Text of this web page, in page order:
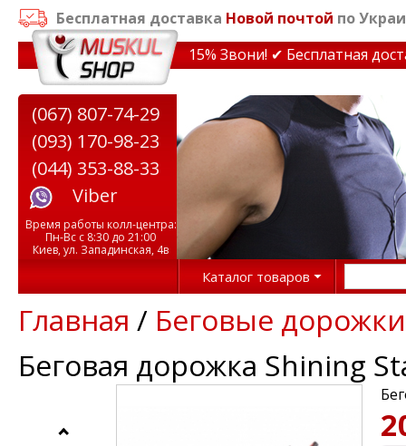
Бесплатная доставка Новой почтой по
на тренажеры до 15% Звони! ✔ Бесплатная
(067) 807-74-29
(093) 170-98-23
(044) 353-88-33
Viber
Время работы колл-центра:
Пн-Вс с 8:30 до 21:00
Киев, ул. Западинская, 4в
Каталог товаров
Главная / Беговые дорожки
Беговая дорожка Shining